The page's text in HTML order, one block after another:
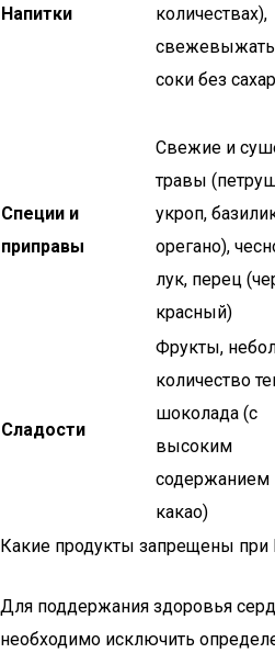
Напитки
количествах),
соки без
Специи и
приправы
Свежие и
травы
укроп,
орегано),
лук, перец
красный)
Сладости
Фрукты,
количество
шоколада (с
высоким
содержанием
какао)
Какие продукты запрещены при
Для поддержания здоровья
необходимо исключить